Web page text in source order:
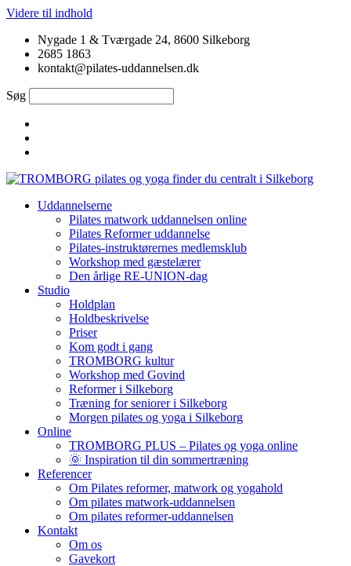
Videre til indhold
Nygade 1 & Tværgade 24, 8600 Silkeborg
2685 1863
kontakt@pilates-uddannelsen.dk
Søg
Uddannelserne
Pilates matwork uddannelsen online
Pilates Reformer uddannelse
Pilates-instruktørernes medlemsklub
Workshop med gæstelærer
Den årlige RE-UNION-dag
Studio
Holdplan
Holdbeskrivelse
Priser
Kom godt i gang
TROMBORG kultur
Workshop med Govind
Reformer i Silkeborg
Træning for seniorer i Silkeborg
Morgen pilates og yoga i Silkeborg
Online
TROMBORG PLUS – Pilates og yoga online
🌞 Inspiration til din sommertræning
Referencer
Om Pilates reformer, matwork og yogahold
Om pilates matwork-uddannelsen
Om pilates reformer-uddannelsen
Kontakt
Om os
Gavekort